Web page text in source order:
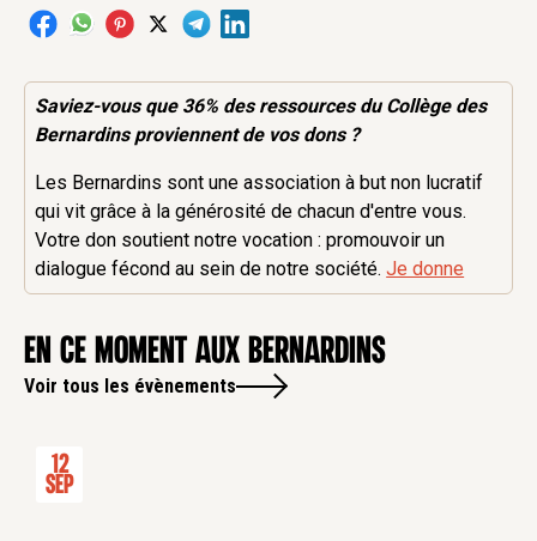
Saviez-vous que 36% desressourcesdu Collège des
Bernardins proviennent de vos dons ?
Les Bernardins sont une association à but non lucratif
qui vit grâce à la générosité de chacun d'entre vous.
Votre don soutient notre vocation : promouvoir un
dialogue fécond au sein de notre société.Je donne
en ce moment aux Bernardins
Voir tous les évènements
12
Sep